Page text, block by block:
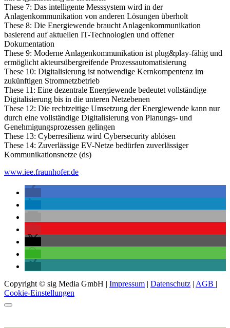
These 7: Das intelligente Messsystem wird in der
Anlagenkommunikation von anderen Lösungen überholt
These 8: Die Energiewende braucht Anlagenkommunikation
basierend auf aktuellen IT-Technologien und offener
Dokumentation
These 9: Moderne Anlagenkommunikation ist plug&play-fähig und
ermöglicht akteursübergreifende Prozessautomatisierung
These 10: Digitalisierung ist notwendige Kernkompentenz im
zukünftigen Stromnetzbetrieb
These 11: Eine dezentrale Energiewende bedeutet vollständige
Digitalisierung bis in die unteren Netzebenen
These 12: Die rechtzeitige Umsetzung der Energiewende kann nur
durch eine vollständige Digitalisierung von Planungs- und
Genehmigungsprozessen gelingen
These 13: Cyberresilienz wird Cybersecurity ablösen
These 14: Zuverlässige EV-Netze bedürfen zuverlässiger
Kommunikationsnetze (ds)
www.iee.fraunhofer.de
Copyright © sig Media GmbH | Impressum | Datenschutz | AGB |
Cookie-Einstellungen